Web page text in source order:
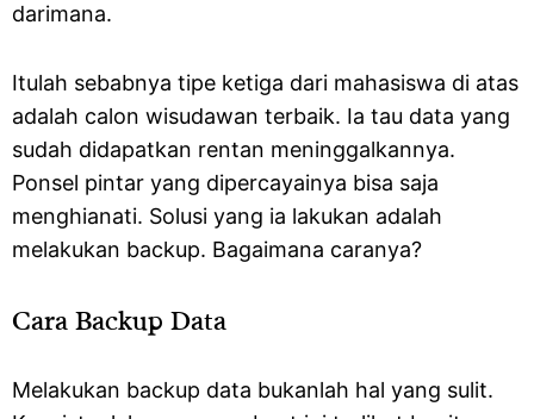
darimana.
Itulah sebabnya tipe ketiga dari mahasiswa di atas
adalah calon wisudawan terbaik. Ia tau data yang
sudah didapatkan rentan meninggalkannya.
Ponsel pintar yang dipercayainya bisa saja
menghianati. Solusi yang ia lakukan adalah
melakukan backup. Bagaimana caranya?
Cara Backup Data
Melakukan backup data bukanlah hal yang sulit.